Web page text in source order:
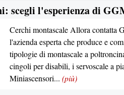
scegli l'esperienza di
Cerchi montascale Allora contatta
l'azienda esperta che produce e
tipologie di montascale a
cingoli per disabili, i servoscale a
Miniascensori... (più)